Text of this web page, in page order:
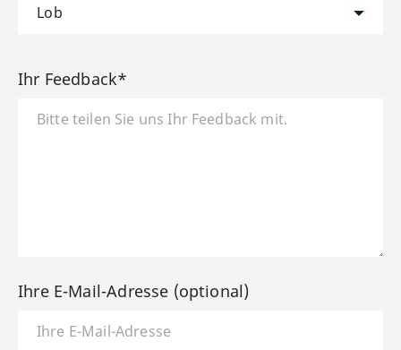
Ihr Feedback*
Ihre E-Mail-Adresse (optional)